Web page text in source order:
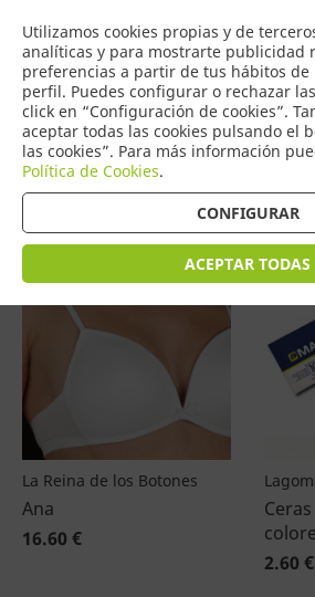
Utilizamos cookies propias y de
analíticas y para mostrarte publicidad
preferencias a partir de tus hábitos de
perfil. Puedes configurar o rechazar
click en “Configuración de cookies”.
aceptar todas las cookies pulsando el
las cookies”. Para más información
Política de Cookies.
CONFIGURAR
ACEPTAR TODAS
COMERCIO
DE TORRIJOS
Productos (4597)
La Reina de los Botones
Ana
16.60 €
2.60 €